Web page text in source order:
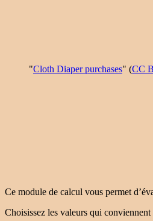
"Cloth Diaper purchases" (CC
Ce module de calcul vous permet
Choisissez les valeurs qui